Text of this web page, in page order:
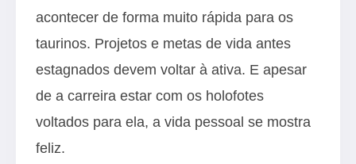
acontecer de forma muito rápida para os
taurinos. Projetos e metas de vida antes
estagnados devem voltar à ativa. E apesar
de a carreira estar com os holofotes
voltados para ela, a vida pessoal se mostra
feliz.